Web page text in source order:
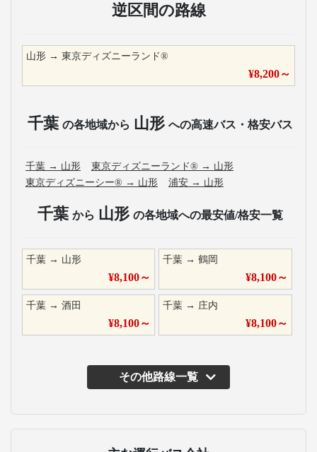
逆区間の路線
山形 → 東京ディズニーランド®
¥8,200～
千葉 の各地域から 山形 への高速バス・格安バス
千葉 → 山形 東京ディズニーランド® → 山形
東京ディズニーシー® → 山形 浦安 → 山形
千葉 から 山形 の各地域への最安値/格安一覧
千葉 → 山形
¥8,100～
千葉 →鶴岡
¥8,100～
千葉 → 酒田
¥8,100～
千葉 → 庄内
¥8,100～
その他路線一覧